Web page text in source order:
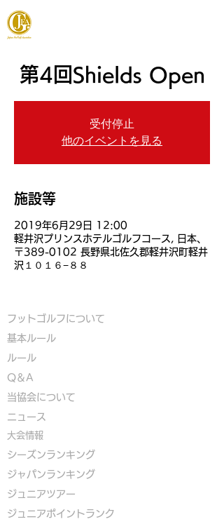
第4回Shields Open
受付停止
他のイベントを見る
施設等
2019年6月29日 12:00
軽井沢プリンスホテルゴルフコース, 日本、
〒389-0102 長野県北佐久郡軽井沢町軽井
沢１０１６−８８
フットゴルフについて
基本ルール
ルール
Q＆A
​当協会について
​ニュース
大会情報
シーズンランキング
ジャパンランキング
ジュニアツアー
ジュニアポイントランク